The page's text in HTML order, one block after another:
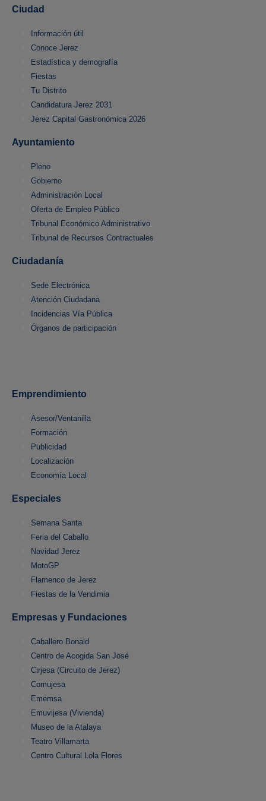
Ciudad
Información útil
Conoce Jerez
Estadística y demografía
Fiestas
Tu Distrito
Candidatura Jerez 2031
Jerez Capital Gastronómica 2026
Ayuntamiento
Pleno
Gobierno
Administración Local
Oferta de Empleo Público
Tribunal Económico Administrativo
Tribunal de Recursos Contractuales
Ciudadanía
Sede Electrónica
Atención Ciudadana
Incidencias Vía Pública
Órganos de participación
Emprendimiento
Asesor/Ventanilla
Formación
Publicidad
Localización
Economía Local
Especiales
Semana Santa
Feria del Caballo
Navidad Jerez
MotoGP
Flamenco de Jerez
Fiestas de la Vendimia
Empresas y Fundaciones
Caballero Bonald
Centro de Acogida San José
Cirjesa (Circuito de Jerez)
Comujesa
Ememsa
Emuvijesa (Vivienda)
Museo de la Atalaya
Teatro Villamarta
Centro Cultural Lola Flores